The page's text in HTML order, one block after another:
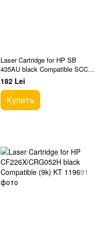
Laser Cartridge for HP SB
435AU black Compatible SCC
002-01-SB435AU
182 Lei
Купить